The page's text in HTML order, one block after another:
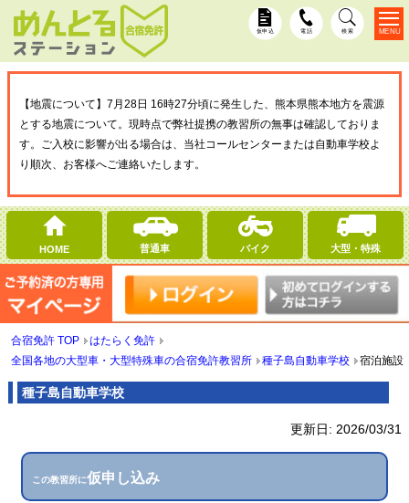
仮申込 電話 検索
【地震について】7月28日 16時27分頃に発生した、熊本県熊本地方を震源
とする地震について。現時点で弊社提携の教習所の無事は確認しておりま
す。ご入校に影響が出る場合は、当社コールセンターまたは自動車学校よ
り順次、お客様へご連絡いたします。
HOME 普通車 バイク 大型・特殊
MENU
合宿免許 TOP
はたらく免許
全国各地の大型車・大型特殊車の合宿免許教習所
種子島自動車学校 宿泊施設
種子島自動車学校
更新日: 2026/03/31
この教習所に仮申し込み